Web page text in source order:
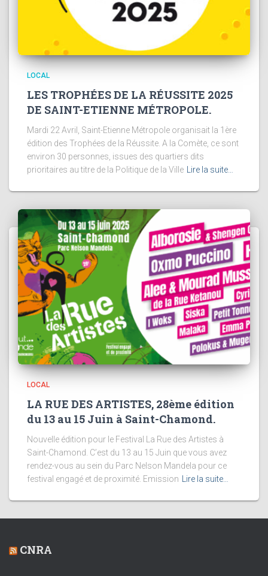
LOCAL
LES TROPHÉES DE LA RÉUSSITE 2025
DE SAINT-ETIENNE MÉTROPOLE.
Mardi 22 Avril, Saint-Etienne Métropole organisait la 1ère
édition des Trophées de la Réussite. A la Comète, ce sont
environ 30 personnes, issues des quartiers dits
prioritaires au titre de la Politique de la Ville Lire la suite…
LOCAL
LA RUE DES ARTISTES, 28ème édition
du 13 au 15 Juin à Saint-Chamond.
Nouvelle édition pour le Festival La Rue des Artistes à
Saint-Chamond. C’est du 13 au 15 Juin que vous avez
rendez-vous au sein du Parc Nelson Mandela pour ce
festival engagé et de proximité. Emission
Lire la suite…
CNRA